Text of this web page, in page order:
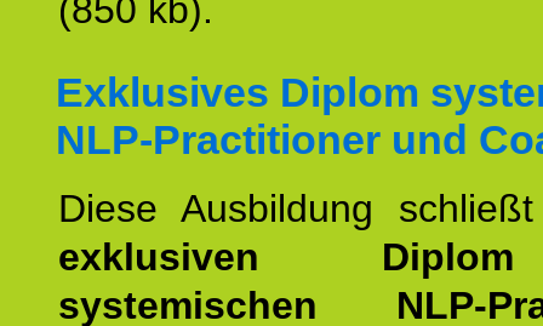
(850 kb).
Exklusives Diplom
NLP-Practitioner und
Diese Ausbildung
exklusiven
systemischen NLP-